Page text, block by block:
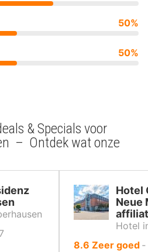
50%
50%
& Specials voor
– Ontdek wat onze
Hotel
Neue
Hotel
8.6 uit
Zeer goed ‐